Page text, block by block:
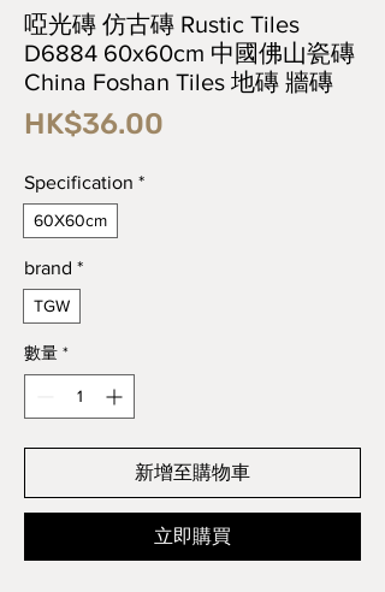
啞光磚 仿古磚 Rustic Tiles
D6884 60x60cm 中國佛山瓷磚
China Foshan Tiles 地磚 牆磚
HK$36.00
Specification *
60X60cm
brand *
TGW
數量 *
新增至購物車
立即購買